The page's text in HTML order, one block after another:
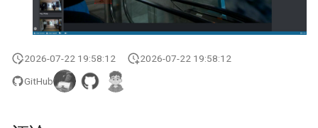
2026-07-22 19:58:12
2026-07-22 19:58:12
GitHub